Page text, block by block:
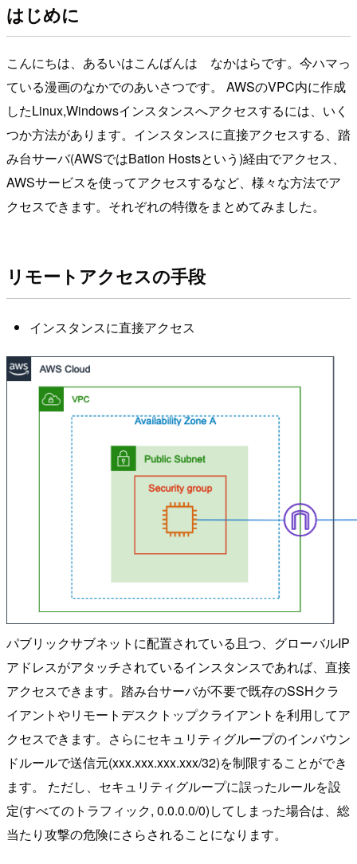
はじめに
こんにちは、あるいはこんばんは なかはらです。今ハマっ
ている漫画のなかでのあいさつです。 AWSのVPC内に作成
したLinux,Windowsインスタンスへアクセスするには、いく
つか方法があります。インスタンスに直接アクセスする、踏
み台サーバ(AWSではBation Hostsという)経由でアクセス、
AWSサービスを使ってアクセスするなど、様々な方法でア
クセスできます。それぞれの特徴をまとめてみました。
リモートアクセスの手段
インスタンスに直接アクセス
パブリックサブネットに配置されている且つ、グローバルIP
アドレスがアタッチされているインスタンスであれば、直接
アクセスできます。踏み台サーバが不要で既存のSSHクラ
イアントやリモートデスクトップクライアントを利用してア
クセスできます。さらにセキュリティグループのインバウン
ドルールで送信元(xxx.xxx.xxx.xxx/32)を制限することができ
ます。 ただし、セキュリティグループに誤ったルールを設
定(すべてのトラフィック, 0.0.0.0/0)してしまった場合は、総
当たり攻撃の危険にさらされることになります。